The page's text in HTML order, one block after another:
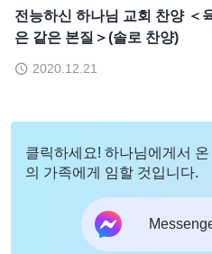
전능하신 하나님 교회 찬양 ＜
은 같은 본질＞(솔로 찬양)
2020.12.21
클릭하세요! 하나님에게서
의 가족에게 임할 것입니다.